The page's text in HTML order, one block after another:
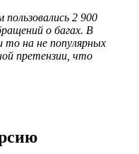
2 900
о багах. В
то на не популярных
претензии, что